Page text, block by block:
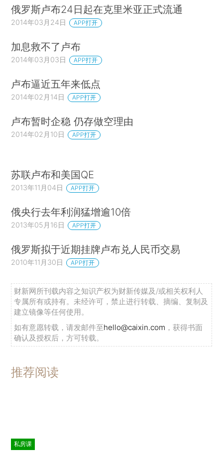
俄罗斯卢布24日起在克里米亚正式流通
2014年03月24日 APP打开
加息救不了卢布
2014年03月03日 APP打开
卢布逼近五年来低点
2014年02月14日 APP打开
卢布暂时企稳 仍存做空理由
2014年02月10日 APP打开
苏联卢布和美国QE
2013年11月04日 APP打开
俄央行去年利润猛增逾10倍
2013年05月16日 APP打开
俄罗斯拟于近期挂牌卢布兑人民币交易
2010年11月30日 APP打开
财新网所刊载内容之知识产权为财新传媒及/或相关权利人
专属所有或持有。未经许可，禁止进行转载、摘编、复制及
建立镜像等任何使用。
如有意愿转载，请发邮件至hello@caixin.com ，获得书面
确认及授权后，方可转载。
推荐阅读
私房课